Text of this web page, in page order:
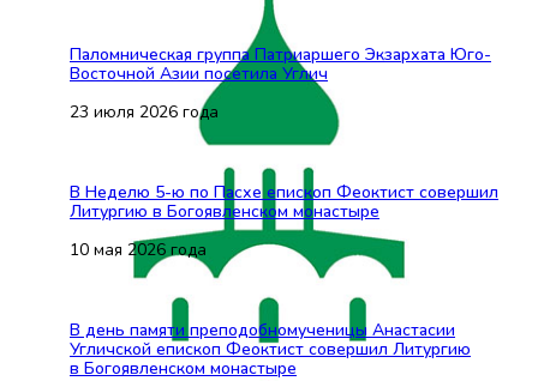
Паломническая группа Патриаршего Экзархата Юго-
Восточной Азии посетила Углич
23 июля 2026 года
В Неделю 5-ю по Пасхе епископ Феоктист совершил
Литургию в Богоявленском монастыре
10 мая 2026 года
В день памяти преподобномученицы Анастасии
Угличской епископ Феоктист совершил Литургию
в Богоявленском монастыре